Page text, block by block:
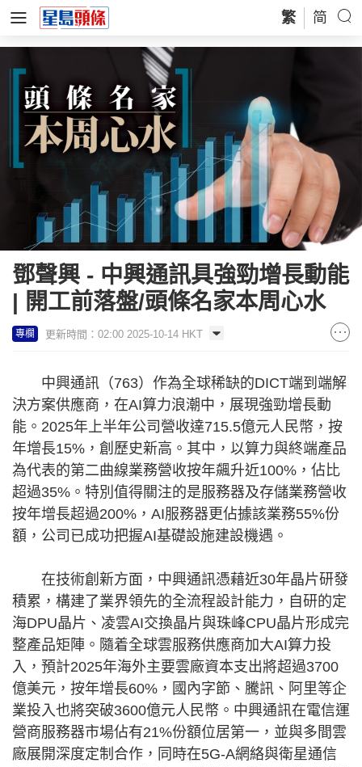
繁 简
鄧聲興 - 中興通訊具強勁增長動能
| 開工前落盤/頭條名家本周心水
專欄 更新時間：02:00 2025-10-14 HKT
中興通訊（763）作為全球稀缺的DICT端到端解
決方案供應商，在AI算力浪潮中，展現強勁增長動
能。2025年上半年公司營收達715.5億元人民幣，按
年增長15%，創歷史新高。其中，以算力與終端產品
為代表的第二曲線業務營收按年飆升近100%，佔比
超過35%。特別值得關注的是服務器及存儲業務營收
按年增長超過200%，AI服務器更佔據該業務55%份
額，公司已成功把握AI基礎設施建設機遇。
在技術創新方面，中興通訊憑藉近30年晶片研發
積累，構建了業界領先的全流程設計能力，自研的定
海DPU晶片、凌雲AI交換晶片與珠峰CPU晶片形成完
整產品矩陣。隨着全球雲服務供應商加大AI算力投
入，預計2025年海外主要雲廠資本支出將超過3700
億美元，按年增長60%，國內字節、騰訊、阿里等企
業投入也將突破3600億元人民幣。中興通訊在電信運
營商服務器市場佔有21%份額位居第一，並與多間雲
廠展開深度定制合作，同時在5G-A網絡與衛星通信